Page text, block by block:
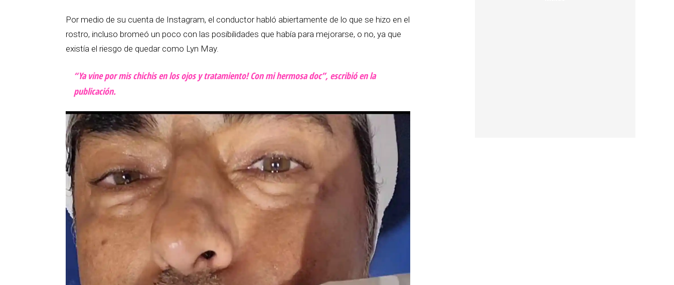
Por medio de su cuenta de Instagram, el conductor habló abiertamente de lo que se hizo en el
rostro, incluso bromeó un poco con las posibilidades que había para mejorarse, o no, ya que
existía el riesgo de quedar como Lyn May.
“Ya vine por mis chichis en los ojos y tratamiento! Con mi hermosa doc”, escribió en la
publicación.